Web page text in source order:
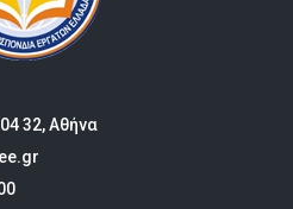
32, Αθήνα